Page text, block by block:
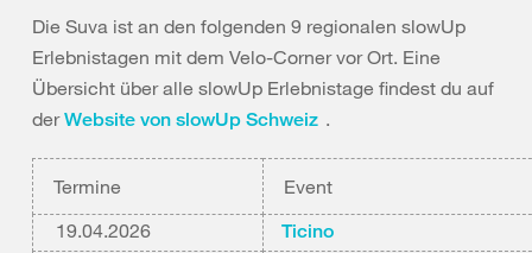
Die Suva ist an den folgenden 9 regionalen slowUp
Erlebnistagen mit dem Velo-Corner vor Ort. Eine
Übersicht über alle slowUp Erlebnistage findest du auf
derWebsite von slowUp Schweiz .
Termine
Event
19.04.2026
Ticino